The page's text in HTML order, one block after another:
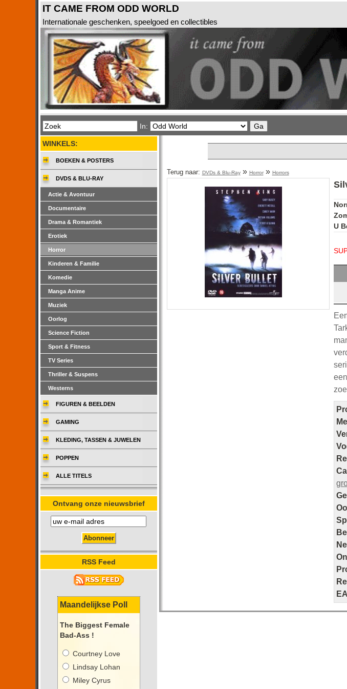
IT CAME FROM ODD WORLD
Internationale geschenken, speelgoed en collectibles
In:
Terug naar: DVDs & Blu-Ray» Horror» Horrors
U
WINKELS:
BOEKEN & POSTERS
DVDS & BLU-RAY
Actie & Avontuur
Documentaire
Drama & Romantiek
Erotiek
Horror
Kinderen & Familie
Komedie
Manga Anime
Muziek
Oorlog
Science Fiction
Sport & Fitness
TV Series
Thriller & Suspens
Westerns
FIGUREN & BEELDEN
GAMING
KLEDING, TASSEN & JUWELEN
POPPEN
ALLE TITELS
Ontvang onze nieuwsbrief
RSS Feed
Maandelijkse Poll
The Biggest Female
Bad-Ass !
Courtney Love
Lindsay Lohan
Miley Cyrus